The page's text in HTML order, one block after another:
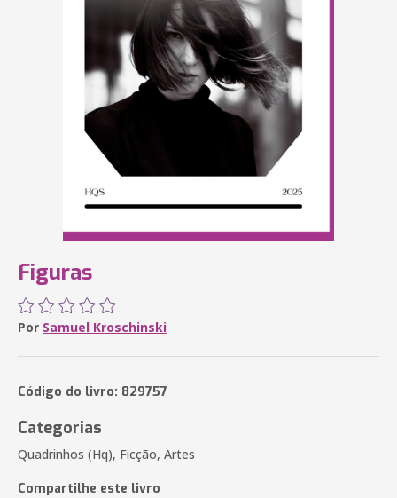
Figuras
Por Samuel Kroschinski
Código do livro: 829757
Categorias
Quadrinhos (Hq), Ficção, Artes
Compartilhe este livro